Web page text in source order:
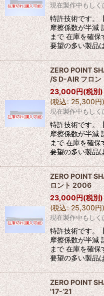
現在製作中もしく
特許技術です。
摩擦係数が半減
まで 在庫を確保
要望の多い製品
ZERO POINT
/S D-AIR フロン
23,000円(税別)
(税込: 25,300円)
現在製作中もしく
特許技術です。
摩擦係数が半減
まで 在庫を確保
要望の多い製品
ZERO POINT
ロント 2006
23,000円(税別)
(税込: 25,300円)
現在製作中もしく
特許技術です。
摩擦係数が半減
まで 在庫を確保
要望の多い製品
ZERO POINT
'17-’21